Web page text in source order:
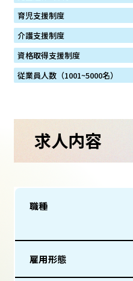
育児支援制度
介護支援制度
資格取得支援制度
従業員人数（1001~5000名）
求人内容
職種
雇用形態